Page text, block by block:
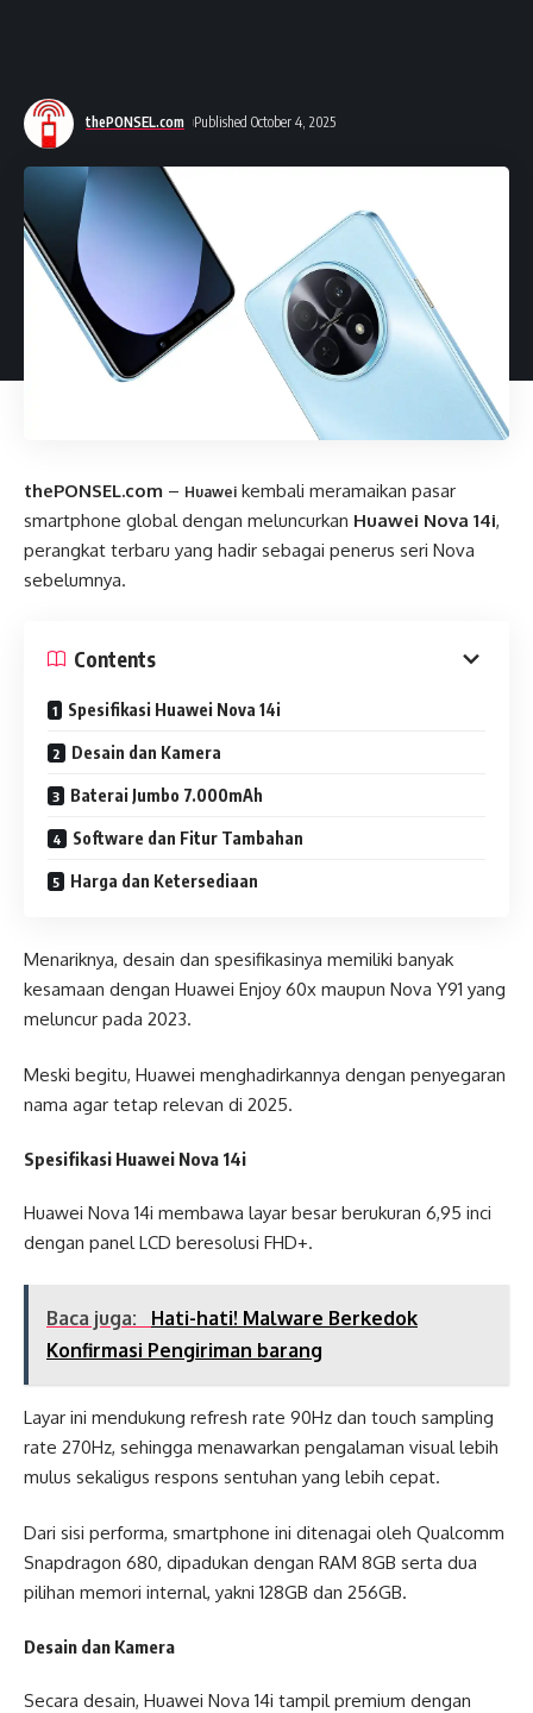
thePONSEL.com Published October 4, 2025
thePONSEL.com – Huawei kembali meramaikan pasar
smartphone global dengan meluncurkan Huawei Nova 14i,
perangkat terbaru yang hadir sebagai penerus seri Nova
sebelumnya.
Contents
Spesifikasi Huawei Nova 14i
Desain dan Kamera
Baterai Jumbo 7.000mAh
Software dan Fitur Tambahan
Harga dan Ketersediaan
Menariknya, desain dan spesifikasinya memiliki banyak
kesamaan dengan Huawei Enjoy 60x maupun Nova Y91 yang
meluncur pada 2023.
Meski begitu, Huawei menghadirkannya dengan penyegaran
nama agar tetap relevan di 2025.
Spesifikasi Huawei Nova 14i
Huawei Nova 14i membawa layar besar berukuran 6,95 inci
dengan panel LCD beresolusi FHD+.
Baca juga:
Hati-hati! Malware Berkedok
Konfirmasi Pengiriman barang
Layar ini mendukung refresh rate 90Hz dan touch sampling
rate 270Hz, sehingga menawarkan pengalaman visual lebih
mulus sekaligus respons sentuhan yang lebih cepat.
Dari sisi performa, smartphone ini ditenagai oleh Qualcomm
Snapdragon 680, dipadukan dengan RAM 8GB serta dua
pilihan memori internal, yakni 128GB dan 256GB.
Desain dan Kamera
Secara desain, Huawei Nova 14i tampil premium dengan